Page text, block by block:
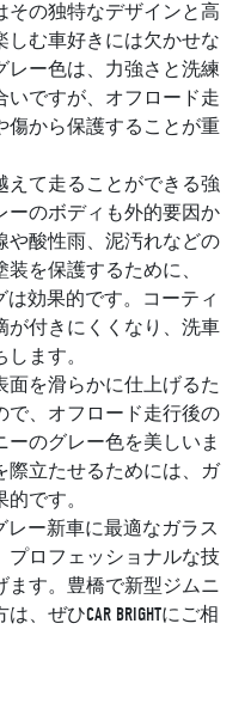
その独特なデザインと高
しむ車好きには欠かせな
レー色は、力強さと洗練
いですが、オフロード走
傷から保護することが重
えて走ることができる強
ーのボディも外的要因か
や酸性雨、泥汚れなどの
を保護するために、
は効果的です。コーティ
が付きにくくなり、洗車
ます。
面を滑らかに仕上げるた
で、オフロード走行後の
のグレー色を美しいま
際立たせるためには、ガ
です。
レー新車に最適なガラス
プロフェッショナルな技
ます。豊橋で新型ジムニ
ぜひCAR BRIGHTにご相